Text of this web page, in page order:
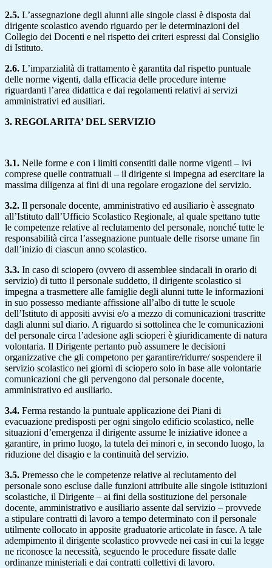
2.5. L’assegnazione degli alunni alle singole classi è disposta dal
dirigente scolastico avendo riguardo per le determinazioni del
Collegio dei Docenti e nel rispetto dei criteri espressi dal Consiglio
di Istituto.
2.6. L’imparzialità di trattamento è garantita dal rispetto puntuale
delle norme vigenti, dalla efficacia delle procedure interne
riguardanti l’area didattica e dai regolamenti relativi ai servizi
amministrativi ed ausiliari.
3. REGOLARITA’ DEL SERVIZIO
3.1. Nelle forme e con i limiti consentiti dalle norme vigenti – ivi
comprese quelle contrattuali – il dirigente si impegna ad esercitare la
massima diligenza ai fini di una regolare erogazione del servizio.
3.2. Il personale docente, amministrativo ed ausiliario è assegnato
all’Istituto dall’Ufficio Scolastico Regionale, al quale spettano tutte
le competenze relative al reclutamento del personale, nonché tutte le
responsabilità circa l’assegnazione puntuale delle risorse umane fin
dall’inizio di ciascun anno scolastico.
3.3. In caso di sciopero (ovvero di assemblee sindacali in orario di
servizio) di tutto il personale suddetto, il dirigente scolastico si
impegna a trasmettere alle famiglie degli alunni tutte le informazioni
in suo possesso mediante affissione all’albo di tutte le scuole
dell’Istituto di appositi avvisi e/o a mezzo di comunicazioni trascritte
dagli alunni sul diario. A riguardo si sottolinea che le comunicazioni
del personale circa l’adesione agli scioperi è giuridicamente di natura
volontaria. Il Dirigente pertanto può assumere le decisioni
organizzative che gli competono per garantire/ridurre/ sospendere il
servizio scolastico nei giorni di sciopero solo in base alle volontarie
comunicazioni che gli pervengono dal personale docente,
amministrativo ed ausiliario.
3.4. Ferma restando la puntuale applicazione dei Piani di
evacuazione predisposti per ogni singolo edificio scolastico, nelle
situazioni d’emergenza il dirigente assume le iniziative idonee a
garantire, in primo luogo, la tutela dei minori e, in secondo luogo, la
riduzione del disagio e la continuità del servizio.
3.5. Premesso che le competenze relative al reclutamento del
personale sono escluse dalle funzioni attribuite alle singole istituzioni
scolastiche, il Dirigente – ai fini della sostituzione del personale
docente, amministrativo e ausiliario assente dal servizio – provvede
a stipulare contratti di lavoro a tempo determinato con il personale
utilmente collocato in apposite graduatorie articolate in fasce. A tale
adempimento il dirigente scolastico provvede nei casi in cui la legge
ne riconosce la necessità, seguendo le procedure fissate dalle
ordinanze ministeriali e dai contratti collettivi di lavoro.